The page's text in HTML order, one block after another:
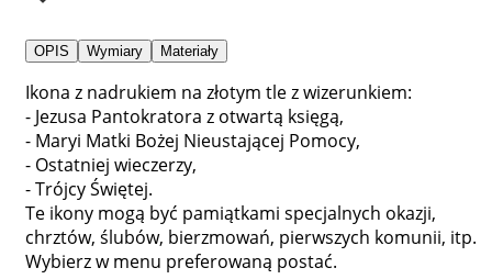
OPIS Wymiary Materiały
Ikona z nadrukiem na złotym tle z wizerunkiem:
- Jezusa Pantokratora z otwartą księgą,
- Maryi Matki Bożej Nieustającej Pomocy,
- Ostatniej wieczerzy,
- Trójcy Świętej.
Te ikony mogą być pamiątkami specjalnych okazji,
chrztów, ślubów, bierzmowań, pierwszych komunii, itp.
Wybierz w menu preferowaną postać.